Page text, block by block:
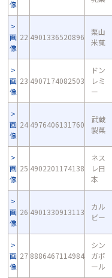
像
画
像
22 4901336520896
栗山
米菓
画
像
23 4907174082503
ドン
レミ
ー
画
像
24 4976406131760
武蔵
製菓
画
像
25 4902201174138
ネス
レ日
本
画
像
26 4901330913113
カル
ビー
画
像
27 8886467114984
シン
ガポ
ール